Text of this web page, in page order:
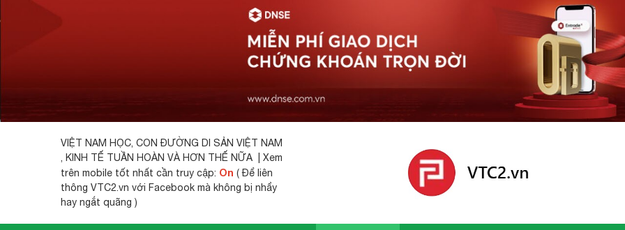
VIỆT NAM HỌC, CON ĐƯỜNG DI SẢN VIỆT NAM
, KINH TẾ TUẦN HOÀN VÀ HƠN THẾ NỮA | Xem
trên mobile tốt nhất cần truy cập: On ( Để liên
thông VTC2.vn với Facebook mà không bị nhẩy
hay ngắt quãng )